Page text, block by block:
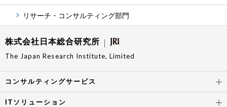
リサーチ・コンサルティング部門
株式会社日本総合研究所
The Japan Research Institute, Limited
コンサルティングサービス
ITソリューション